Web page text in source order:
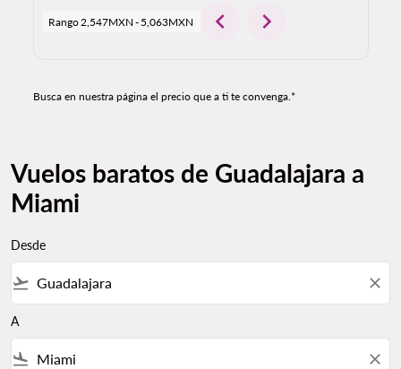
Rango2,547MXN - 5,063MXN chevron_left chevron_right
Busca en nuestra página el precio que a ti te convenga.*
Vuelos baratos de Guadalajara a
Miami
Desde
flight_takeoff close
A
flight_land close